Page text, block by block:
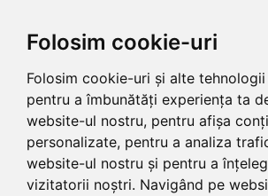
Folosim cookie-uri
Folosim cookie-uri și alte
pentru a îmbunătăți experiența ta
website-ul nostru, pentru afișa
personalizate, pentru a analiza
website-ul nostru și pentru a
vizitatorii noștri. Navigând pe